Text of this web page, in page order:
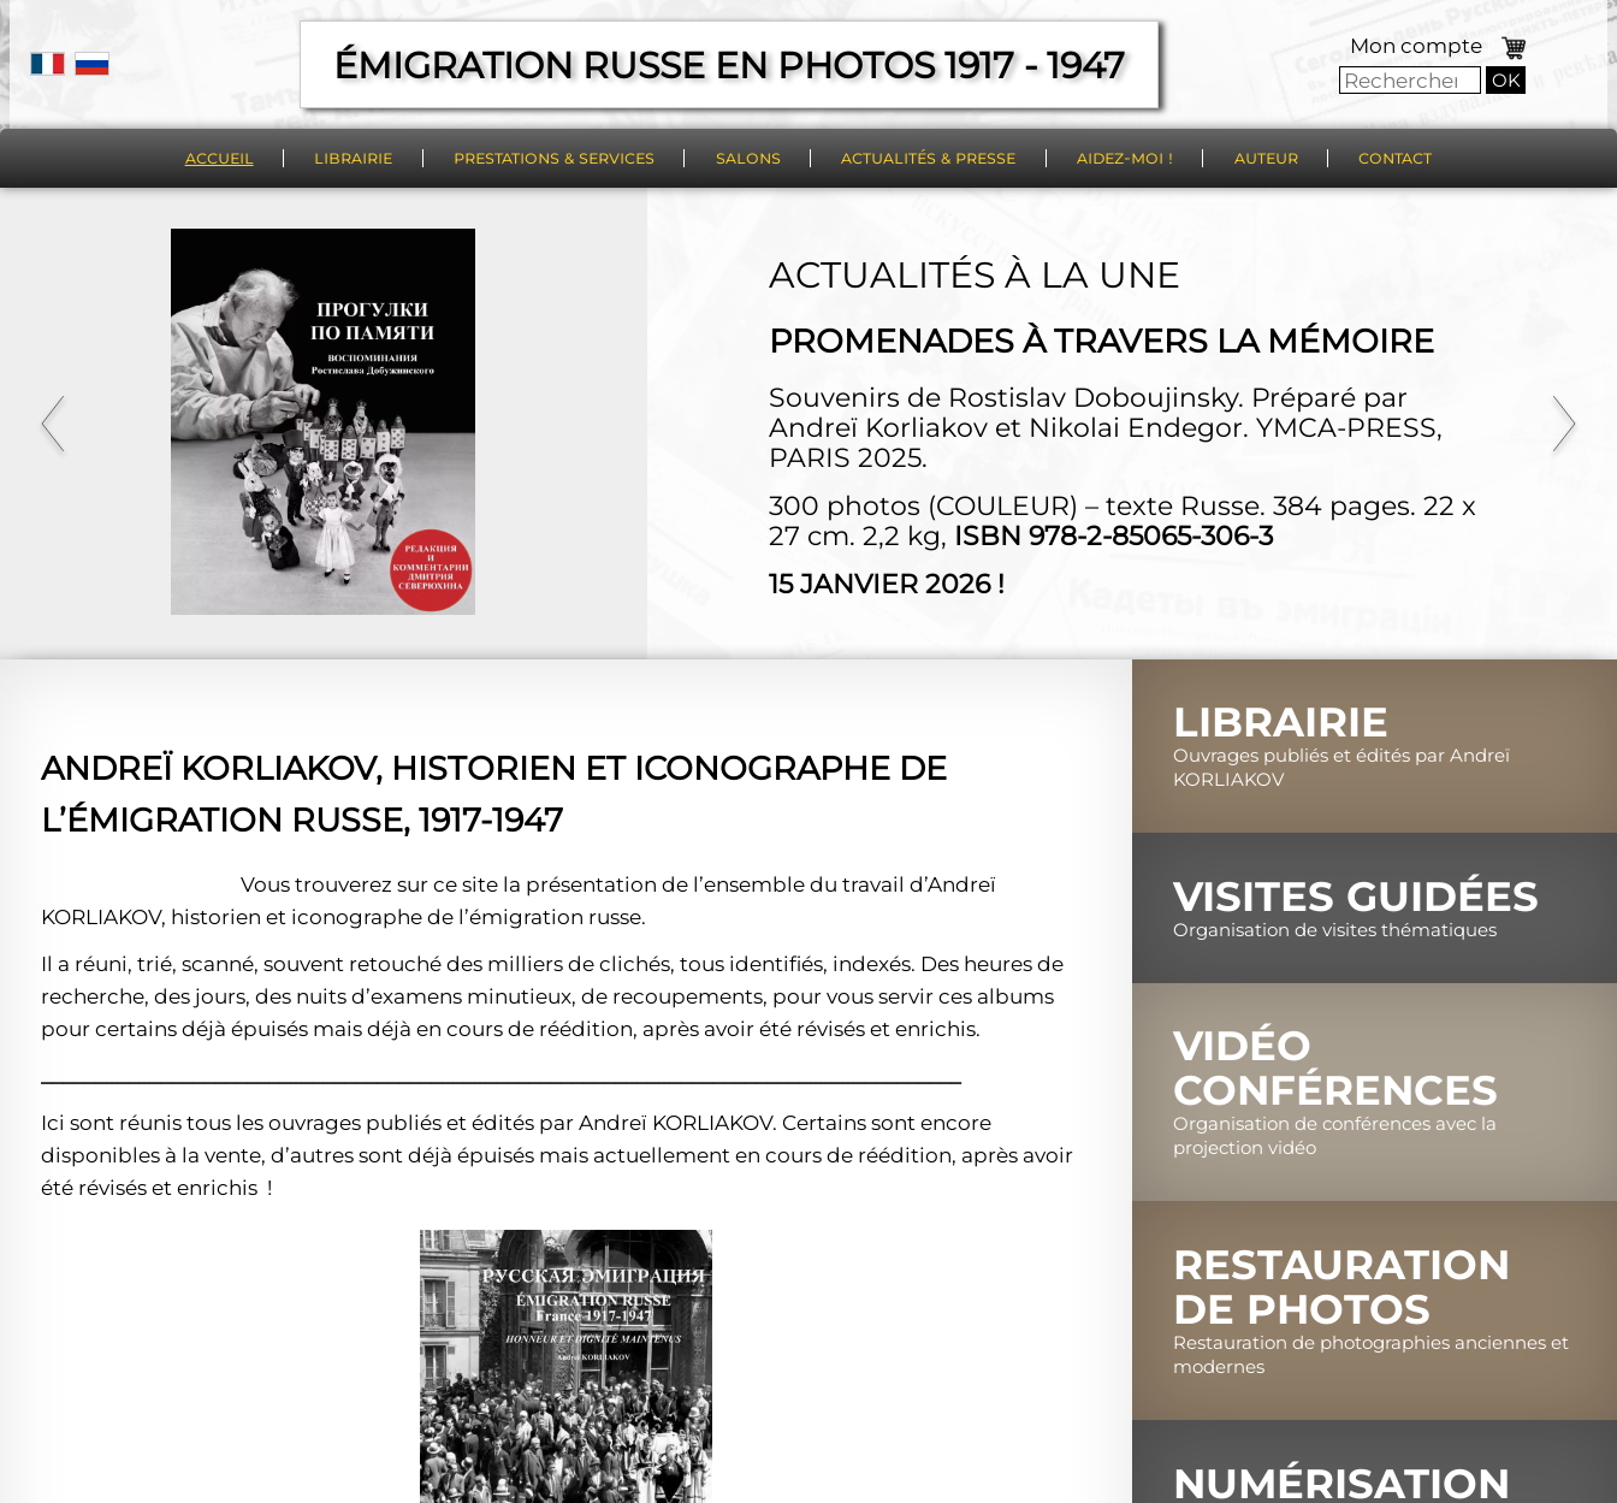
ÉMIGRATION RUSSE EN PHOTOS1917 - 1947 Mon compte
OK
accueil librairie prestations & services
numérisations
salons actualités & presse aidez-moi ! auteur contact
ACTUALITÉS À LA UNE
PROMENADES À TRAVERS LA MÉMOIRE
Souvenirs de Rostislav Doboujinsky. Préparé par
Andreï Korliakov et Nikolai Endegor. YMCA-PRESS,
PARIS 2025.
300 photos (COULEUR) – texte Russe. 384 pages. 22 x
27 cm. 2,2 kg, ISBN 978-2-85065-306-3
15 JANVIER 2026 !
ANDREÏ KORLIAKOV, HISTORIEN ET ICONOGRAPHE DE
L’ÉMIGRATION RUSSE, 1917-1947
Vous trouverez sur ce site la présentation de l’ensemble du travail d’Andreï
KORLIAKOV, historien et iconographe de l’émigration russe.
Il a réuni, trié, scanné, souvent retouché des milliers de clichés, tous identifiés, indexés. Des heures de
recherche, des jours, des nuits d’examens minutieux, de recoupements, pour vous servir ces albums
pour certains déjà épuisés mais déjà en cours de réédition, après avoir été révisés et enrichis.
Ici sont réunis tous les ouvrages publiés et édités par Andreï KORLIAKOV. Certains sont encore
disponibles à la vente, d’autres sont déjà épuisés mais actuellement en cours de réédition, après avoir
été révisés et enrichis !
LIBRAIRIE
Ouvrages publiés et édités par Andreï
KORLIAKOV
VISITES GUIDÉES
Organisation de visites thématiques
VIDÉO
CONFÉRENCES
Organisation de conférences avec la
projection vidéo
RESTAURATION
DE PHOTOS
Restauration de photographies anciennes et
modernes
NUMÉRISATION